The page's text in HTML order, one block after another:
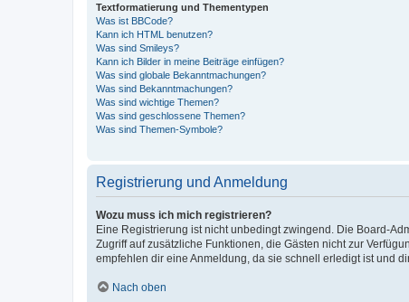
Textformatierung und Thementypen
Was ist BBCode?
Kann ich HTML benutzen?
Was sind Smileys?
Kann ich Bilder in meine Beiträge einfügen?
Was sind globale Bekanntmachungen?
Was sind Bekanntmachungen?
Was sind wichtige Themen?
Was sind geschlossene Themen?
Was sind Themen-Symbole?
Registrierung und Anmeldung
Wozu muss ich mich registrieren?
Eine Registrierung ist nicht unbedingt zwingend. Die Board-
Zugriff auf zusätzliche Funktionen, die Gästen nicht zur
empfehlen dir eine Anmeldung, da sie schnell erledigt ist und
Nach oben